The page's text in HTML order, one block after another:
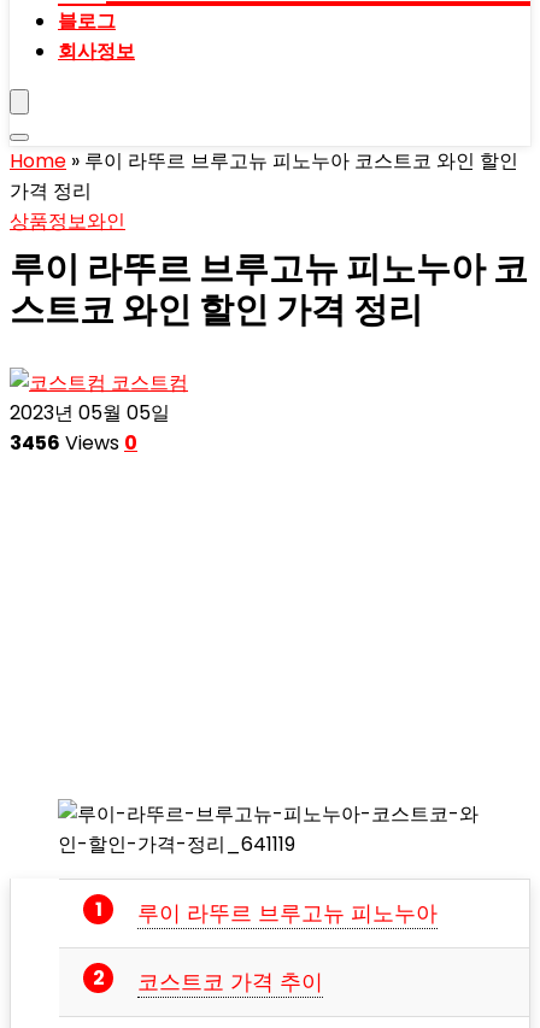
블로그
회사정보
Home » 루이 라뚜르 브루고뉴 피노누아 코스트코 와인 할인
가격 정리
상품정보와인
루이 라뚜르 브루고뉴 피노누아 코
스트코 와인 할인 가격 정리
코스트컴
2023년 05월 05일
3456 Views 0
루이 라뚜르 브루고뉴 피노누아
코스트코 가격 추이